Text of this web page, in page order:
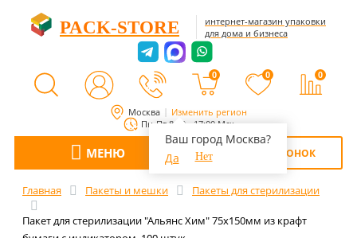
Москва Изменить регион
Ваш город Москва?
Да
Нет
Пн-Пт 8:00 - 17:00 Мск
PACK-STORE
интернет-магазин упаковки
для дома и бизнеса
0 0 0
МЕНЮ ОБРАТНЫЙ ЗВОНОК
Главная Пакеты и мешки Пакеты для стерилизации
Пакет для стерилизации "Альянс Хим" 75х150мм из крафт